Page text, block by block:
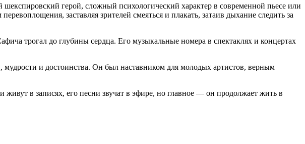
герой, сложный психологический характер в современной пьесе или
заставляя зрителей смеяться и плакать, затаив дыхание следить за
трогал до глубины сердца. Его музыкальные номера в спектаклях и концертах
и достоинства. Он был наставником для молодых артистов, верным
живут в записях, его песни звучат в эфире, но главное — он продолжает жить в